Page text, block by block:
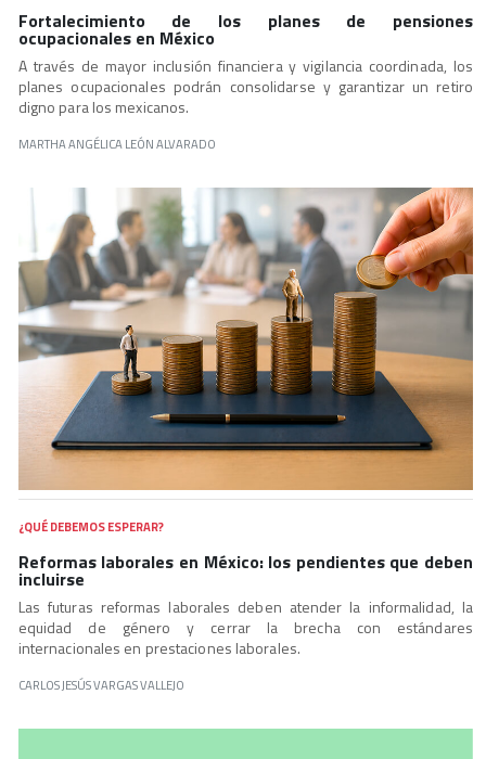
Fortalecimiento de los planes de pensiones
ocupacionales en México
A través de mayor inclusión financiera y vigilancia coordinada, los
planes ocupacionales podrán consolidarse y garantizar un retiro
digno para los mexicanos.
MARTHA ANGÉLICA LEÓN ALVARADO
¿QUÉ DEBEMOS ESPERAR?
Reformas laborales en México: los pendientes que deben
incluirse
Las futuras reformas laborales deben atender la informalidad, la
equidad de género y cerrar la brecha con estándares
internacionales en prestaciones laborales.
CARLOS JESÚS VARGAS VALLEJO